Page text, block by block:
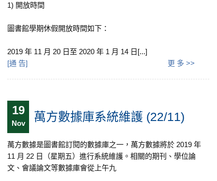
1) 開放時間
圖書館學期休假開放時間如下：
2019 年 11 月 20 日至 2020 年 1 月 14 日[...]
[通 告] 更 多 >>
19
Nov 萬方數據庫系統維護 (22/11)
萬方數據是圖書館訂閱的數據庫之一，萬方數據將於 2019 年
11 月 22 日（星期五）進行系統維護。相關的期刊、學位論
文、會議論文等數據庫會從上午九